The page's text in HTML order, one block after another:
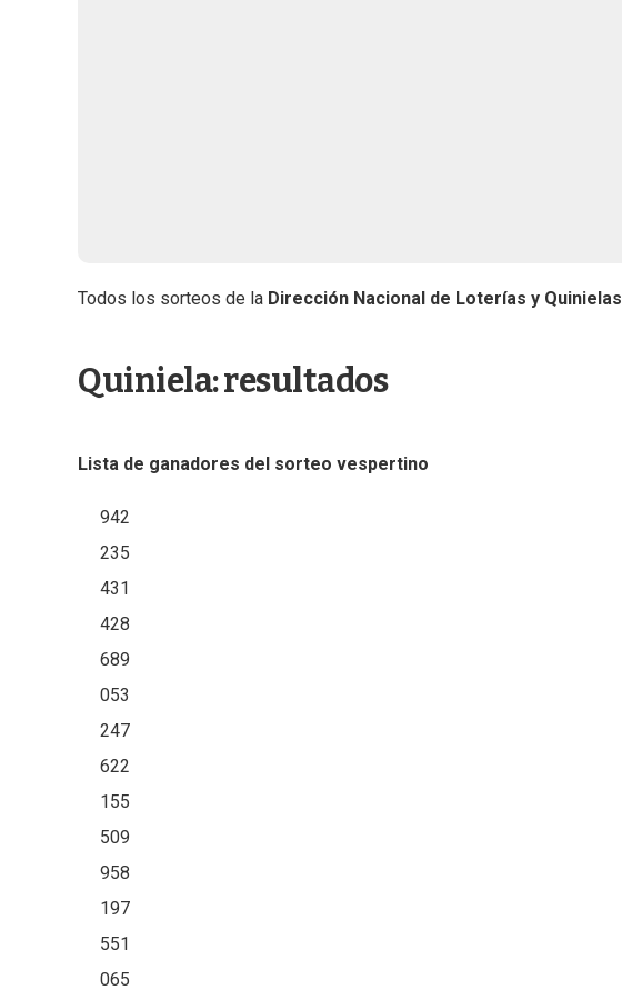
Todos los sorteos de la Dirección Nacional de Loterías y Quinielas
Quiniela: resultados
Lista de ganadores del sorteo vespertino
942
235
431
428
689
053
247
622
155
509
958
197
551
065